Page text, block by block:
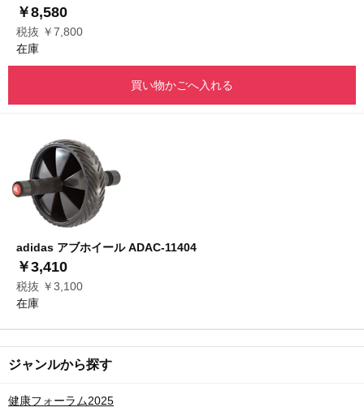
￥8,580
税抜 ￥7,800
在庫
買い物かごへ入れる
adidas アブホイール ADAC-11404
￥3,410
税抜 ￥3,100
在庫
ジャンルから探す
健康フォーラム2025